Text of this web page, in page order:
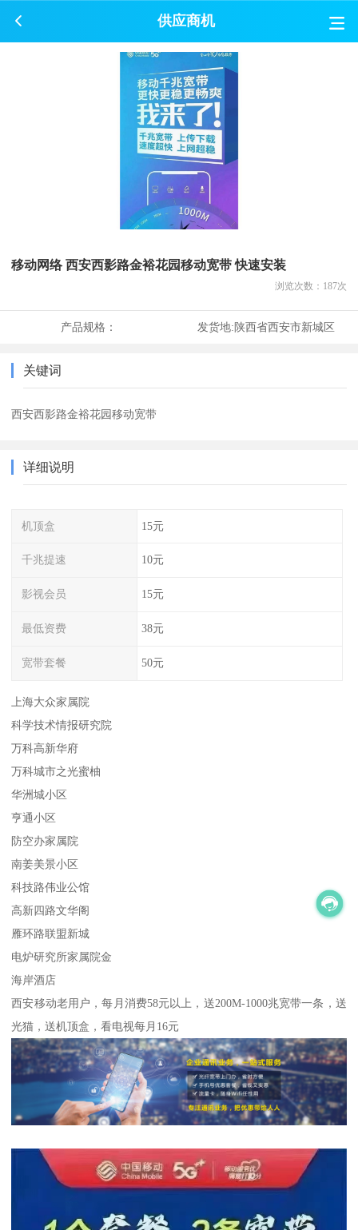
供应商机
移动网络 西安西影路金裕花园移动宽带 快速安装
浏览次数： 187次
产品规格： 发货地:陕西省西安市新城区
关键词
西安西影路金裕花园移动宽带
详细说明
机顶盒 15元
千兆提速 10元
影视会员 15元
最低资费 38元
宽带套餐 50元
上海大众家属院
科学技术情报研究院
万科高新华府
万科城市之光蜜柚
华洲城小区
亨通小区
防空办家属院
南姜美景小区
科技路伟业公馆
高新四路文华阁
雁环路联盟新城
电炉研究所家属院金
海岸酒店
西安移动老用户，每月消费58元以上，送200M-1000兆宽带一条，送
光猫，送机顶盒，看电视每月16元